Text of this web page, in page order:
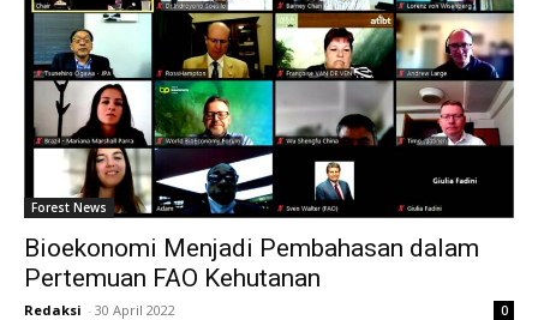
Forest News
Bioekonomi Menjadi Pembahasan dalam
Pertemuan FAO Kehutanan
Redaksi - 30 April 2022 0